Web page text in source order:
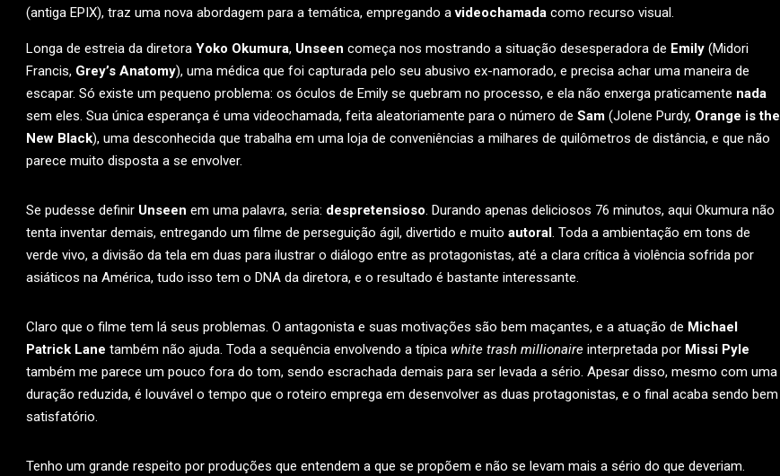
(antiga EPIX), traz uma nova abordagem para a temática, empregando avideochamada como recurso visual.
Longa de estreia da diretora Yoko Okumura, Unseen começa nos mostrando a situação desesperadora de Emily (Midori
Francis, Grey’s Anatomy), uma médica que foi capturada pelo seu abusivo ex-namorado, e precisa achar uma maneira de
escapar. Só existe um pequeno problema: os óculos de Emily se quebram no processo, e ela não enxerga praticamente nada
sem eles. Sua única esperança é uma videochamada, feita aleatoriamente para o número de Sam (Jolene Purdy, Orange is the
New Black), uma desconhecida que trabalha em uma loja de conveniências a milhares de quilômetros de distância, e que não
parece muito disposta a se envolver.
Se pudesse definir Unseen em uma palavra, seria: despretensioso. Durando apenas deliciosos 76 minutos, aqui Okumura não
tenta inventar demais, entregando um filme de perseguição ágil, divertido e muito autoral . Toda a ambientação em tons de
verde vivo, a divisão da tela em duas para ilustrar o diálogo entre as protagonistas, até a clara crítica à violência sofrida por
asiáticos na América, tudo isso tem o DNA da diretora, e o resultado é bastante interessante.
Claro que o filme tem lá seus problemas. O antagonista e suas motivações são bem maçantes, e a atuação de Michael
Patrick Lane também não ajuda. Toda a sequência envolvendo a típica white trash millionaire interpretada por Missi Pyle
também me parece um pouco fora do tom, sendo escrachada demais para ser levada a sério. Apesar disso, mesmo com uma
duração reduzida, é louvável o tempo que o roteiro emprega em desenvolver as duas protagonistas, e o final acaba sendo bem
satisfatório.
Tenho um grande respeito por produções que entendem a que se propõem e não se levam mais a sério do que deveriam.